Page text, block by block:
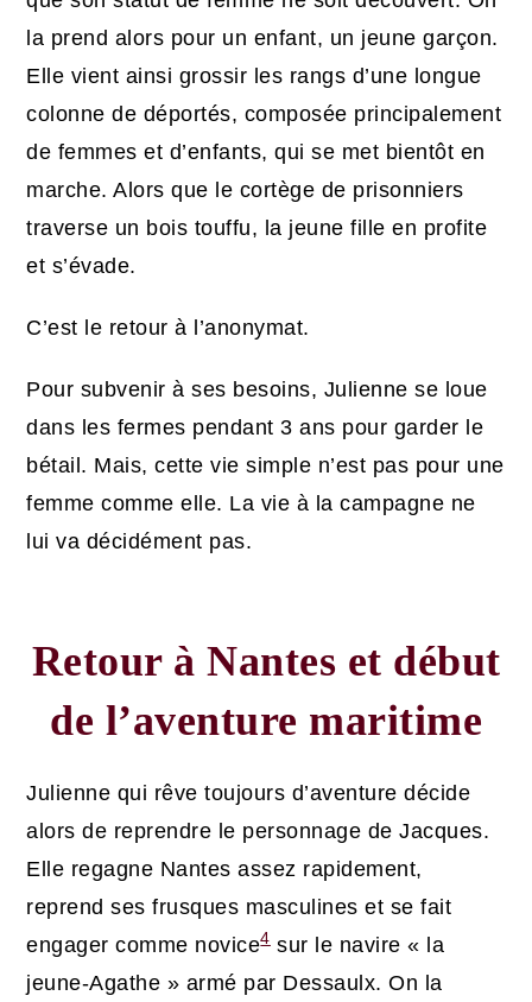
la prend alors pour un enfant, un jeune garçon.
Elle vient ainsi grossir les rangs d’une longue
colonne de déportés, composée principalement
de femmes et d’enfants, qui se met bientôt en
marche. Alors que le cortège de prisonniers
traverse un bois touffu, la jeune fille en profite
et s’évade.
C’est le retour à l’anonymat.
Pour subvenir à ses besoins, Julienne se loue
dans les fermes pendant 3 ans pour garder le
bétail. Mais, cette vie simple n’est pas pour une
femme comme elle. La vie à la campagne ne
lui va décidément pas.
Retour à Nantes et début
de l’aventure maritime
Julienne qui rêve toujours d’aventure décide
alors de reprendre le personnage de Jacques.
Elle regagne Nantes assez rapidement,
reprend ses frusques masculines et se fait
engager comme novice4sur le navire « la
jeune-Agathe » armé par Dessaulx. On la